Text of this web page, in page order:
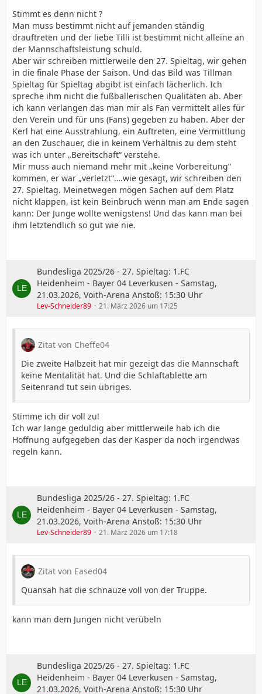
Stimmt es denn nicht ?
Man muss bestimmt nicht auf jemanden ständig
drauftreten und der liebe Tilli ist bestimmt nicht alleine an
der Mannschaftsleistung schuld.
Aber wir schreiben mittlerweile den 27. Spieltag, wir gehen
in die finale Phase der Saison. Und das Bild was Tillman
Spieltag für Spieltag abgibt ist einfach lächerlich. Ich
spreche ihm nicht die fußballerischen Qualitäten ab. Aber
ich kann verlangen das man mir als Fan vermittelt alles für
den Verein und für uns (Fans) gegeben zu haben. Aber der
Kerl hat eine Ausstrahlung, ein Auftreten, eine Vermittlung
an den Zuschauer, die in keinem Verhältnis zu dem steht
was ich unter „Bereitschaft“ verstehe.
Mir muss auch niemand mehr mit „keine Vorbereitung“
kommen, er war „verletzt“….wie gesagt, wir schreiben den
27. Spieltag. Meinetwegen mögen Sachen auf dem Platz
nicht klappen, ist kein Beinbruch wenn man am Ende sagen
kann: Der Junge wollte wenigstens! Und das kann man bei
ihm letztendlich so gut wie nie.
Bundesliga 2025/26 - 27. Spieltag: 1.FC
Heidenheim - Bayer 04 Leverkusen - Samstag,
21.03.2026, Voith-Arena Anstoß: 15:30 Uhr
Lev-Schneider89 21. März 2026 um 17:25
Zitat von Cheffe04
Die zweite Halbzeit hat mir gezeigt das die Mannschaft
keine Mentalität hat. Und die Schlaftablette am
Seitenrand tut sein übriges.
Stimme ich dir voll zu!
Ich war lange geduldig aber mittlerweile hab ich die
Hoffnung aufgegeben das der Kasper da noch irgendwas
regeln kann.
Bundesliga 2025/26 - 27. Spieltag: 1.FC
Heidenheim - Bayer 04 Leverkusen - Samstag,
21.03.2026, Voith-Arena Anstoß: 15:30 Uhr
Lev-Schneider89 21. März 2026 um 17:18
Zitat von Eased04
Quansah hat die schnauze voll von der Truppe.
kann man dem Jungen nicht verübeln
Bundesliga 2025/26 - 27. Spieltag: 1.FC
Heidenheim - Bayer 04 Leverkusen - Samstag,
21.03.2026, Voith-Arena Anstoß: 15:30 Uhr